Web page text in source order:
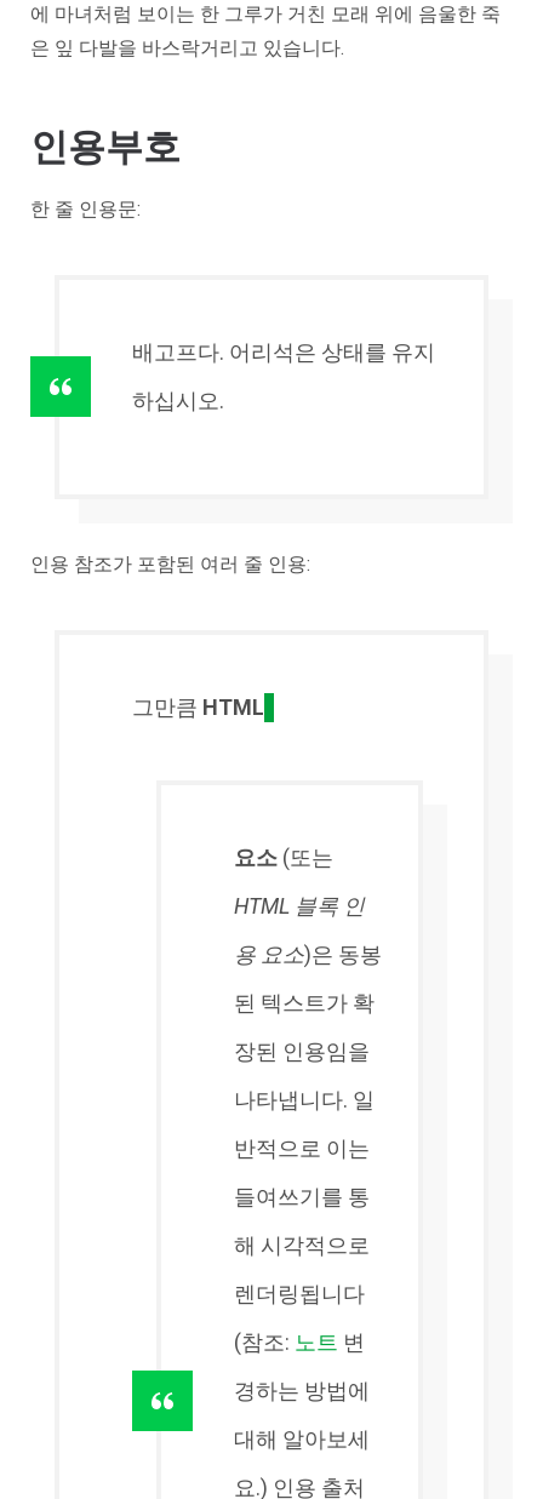
에 마녀처럼 보이는 한 그루가 거친 모래 위에 음울한 죽
은 잎 다발을 바스락거리고 있습니다.
인용부호
한 줄 인용문:
배고프다. 어리석은 상태를 유지
하십시오.
인용 참조가 포함된 여러 줄 인용:
그만큼 HTML
요소 (또는
HTML 블록 인
용 요소)은 동봉
된 텍스트가 확
장된 인용임을
나타냅니다. 일
반적으로 이는
들여쓰기를 통
해 시각적으로
렌더링됩니다
(참조: 노트 변
경하는 방법에
대해 알아보세
요.) 인용 출처